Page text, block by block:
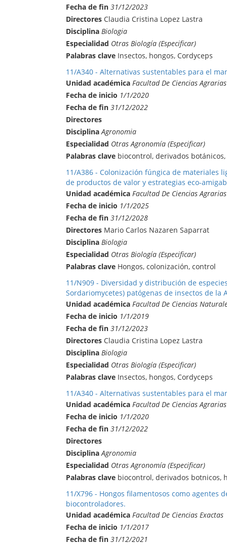
Fecha de fin 31/12/2023
Directores Claudia Cristina Lopez Lastra
Disciplina Biologia
Especialidad Otras Biología (Especificar)
Palabras clave Insectos, hongos, Cordyceps
11/A340 - Alternativas sustentables para el
Unidad académica Facultad De Ciencias
Fecha de inicio 1/1/2020
Fecha de fin 31/12/2022
Directores
Disciplina Agronomia
Especialidad Otras Agronomía (Especificar)
Palabras clave biocontrol, derivados
11/A386 - Colonización fúngica de materiales
de productos de valor y estrategias eco-
Unidad académica Facultad De Ciencias
Fecha de inicio 1/1/2025
Fecha de fin 31/12/2028
Directores Mario Carlos Nazaren Saparrat
Disciplina Biologia
Especialidad Otras Biología (Especificar)
Palabras clave Hongos, colonización, control
11/N909 - Diversidad y distribución de
Sordariomycetes) patógenas de insectos de la
Unidad académica Facultad De Ciencias
Fecha de inicio 1/1/2019
Fecha de fin 31/12/2023
Directores Claudia Cristina Lopez Lastra
Disciplina Biologia
Especialidad Otras Biología (Especificar)
Palabras clave Insectos, hongos, Cordyceps
11/A340 - Alternativas sustentables para el
Unidad académica Facultad De Ciencias
Fecha de inicio 1/1/2020
Fecha de fin 31/12/2022
Directores
Disciplina Agronomia
Especialidad Otras Agronomía (Especificar)
Palabras clave biocontrol, derivados botnicos,
11/X796 - Hongos filamentosos como agentes
biocontroladores.
Unidad académica Facultad De Ciencias Exactas
Fecha de inicio 1/1/2017
Fecha de fin 31/12/2021